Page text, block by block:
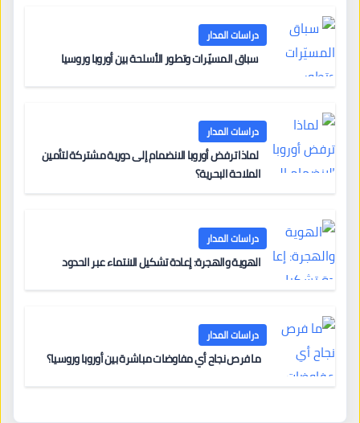
دراسات المدار
سباق المسيّرات وتطور الأسلحة بين أوروبا وروسيا
دراسات المدار
لماذا ترفض أوروبا الانضمام إلى دورية مشتركة لتأمين
الملاحة البحرية؟
دراسات المدار
الهوية والهجرة: إعادة تشكيل الانتماء عبر الحدود
دراسات المدار
ما فرص نجاح أي مفاوضات مباشرة بين أوروبا وروسيا؟